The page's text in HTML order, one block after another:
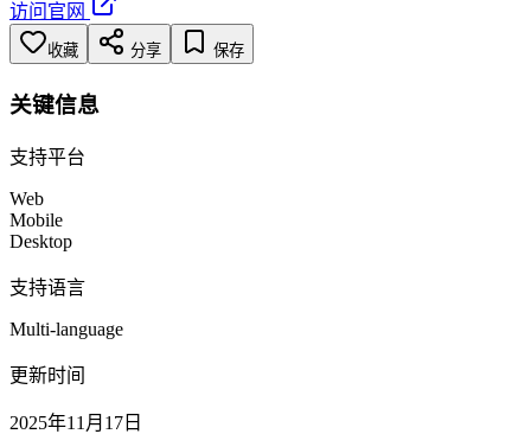
访问官网
收藏 分享 保存
关键信息
支持平台
Web
Mobile
Desktop
支持语言
Multi-language
更新时间
2025年11月17日